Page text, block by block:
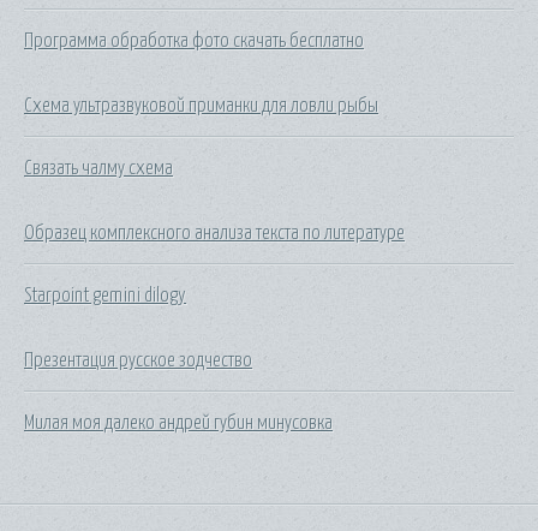
Программа обработка фото скачать бесплатно
Схема ультразвуковой приманки для ловли рыбы
Связать чалму схема
Образец комплексного анализа текста по литературе
Starpoint gemini dilogy
Презентация русское зодчество
Милая моя далеко андрей губин минусовка